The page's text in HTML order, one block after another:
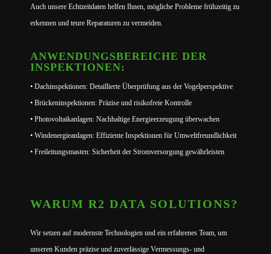
Auch unsere Echtzeitdaten helfen Ihnen, mögliche Probleme frühzeitig zu
erkennen und teure Reparaturen zu vermeiden.
ANWENDUNGSBEREICHE DER
INSPEKTIONEN:
• Dachinspektionen: Detaillierte Überprüfung aus der Vogelperspektive
• Brückeninspektionen: Präzise und risikofreie Kontrolle
• Photovoltaikanlagen: Nachhaltige Energieerzeugung überwachen
• Windenergieanlagen: Effiziente Inspektionen für Umweltfreundlichkeit
• Freileitungsmasten: Sicherheit der Stromversorgung gewährleisten
WARUM R2 DATA SOLUTIONS?
Wir setzen auf modernste Technologien und ein erfahrenes Team, um
unseren Kunden präzise und zuverlässige Vermessungs- und